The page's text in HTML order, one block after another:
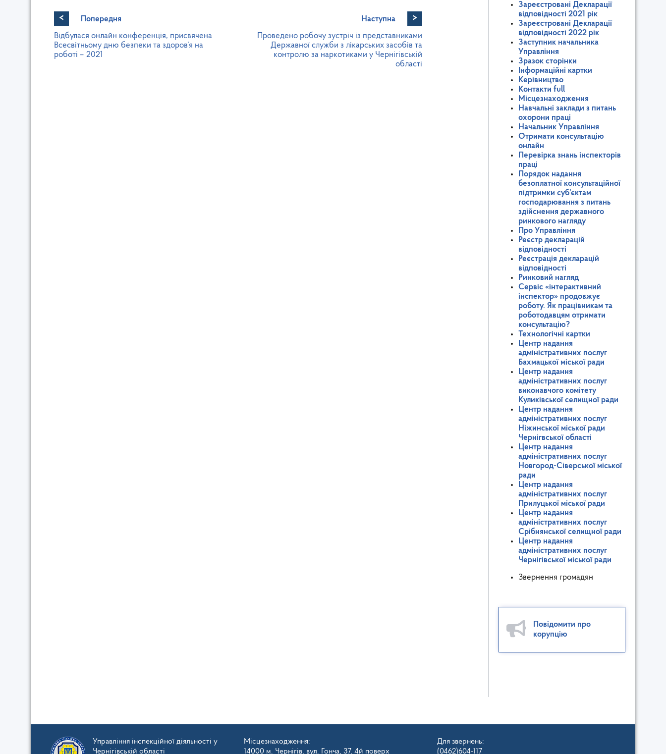
<
Попередня
Відбулася онлайн конференція, присвячена
Всесвітньому дню безпеки та здоров’я на
роботі – 2021
Наступна >
Проведено робочу зустріч із представниками
Державної служби з лікарських засобів та
контролю за наркотиками у Чернігівській
області
Зареєстровані Декларації
відповідності 2021 рік
Зареєстровані Декларації
відповідності 2022 рік
Заступник начальника
Управління
Зразок сторінки
Інформаційні картки
Керівництво
Контакти full
Місцезнаходження
Навчальні заклади з питань
охорони праці
Начальник Управління
Отримати консультацію
онлайн
Перевірка знань інспекторів
праці
Порядок надання
безоплатної консультаційної
підтримки суб’єктам
господарювання з питань
здійснення державного
ринкового нагляду
Про Управління
Реєстр декларацій
відповідності
Реєстрація декларацій
відповідності
Ринковий нагляд
Сервіс «інтерактивний
інспектор» продовжує
роботу. Як працівникам та
роботодавцям отримати
консультацію?
Технологічні картки
Центр надання
адміністративних послуг
Бахмацької міської ради
Центр надання
адміністративних послуг
виконавчого комітету
Куликівської селищної ради
Центр надання
адміністративних послуг
Ніжинської міської ради
Чернігвської області
Центр надання
адміністративних послуг
Новгород-Сіверської міської
ради
Центр надання
адміністративних послуг
Прилуцької міської ради
Центр надання
адміністративних послуг
Срібнянської селищної ради
Центр надання
адміністративних послуг
Чернігівської міської ради
Звернення громадян
Повідомити про
корупцію
Управління інспекційної діяльності у
Чернігівській області
Місцезнаходження:
14000 м. Чернігів, вул. Гонча, 37, 4й поверх
Для звернень:
(0462)604-117